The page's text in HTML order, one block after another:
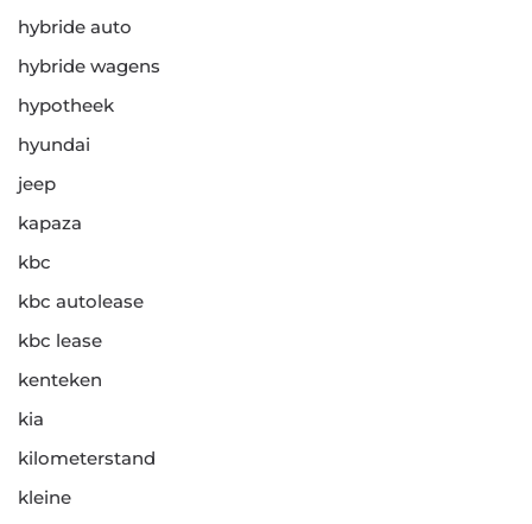
hybride auto
hybride wagens
hypotheek
hyundai
jeep
kapaza
kbc
kbc autolease
kbc lease
kenteken
kia
kilometerstand
kleine